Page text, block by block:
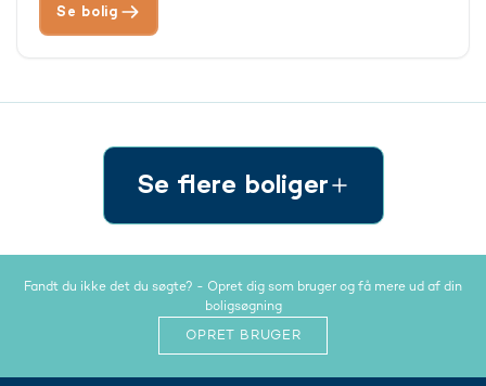
Se bolig
Se flere boliger
Fandt du ikke det du søgte? - Opret dig som bruger og få mere ud af din
boligsøgning
OPRET BRUGER